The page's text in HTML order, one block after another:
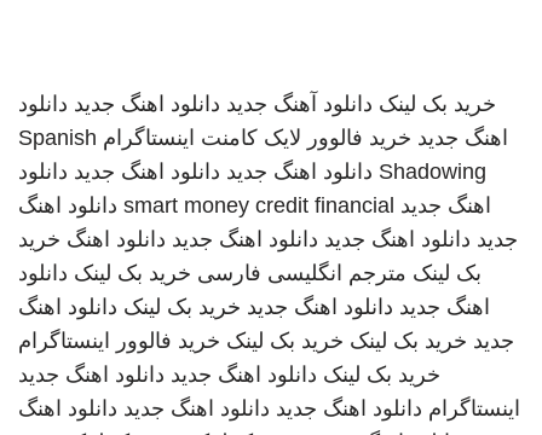
خرید بک لینک دانلود آهنگ جدید دانلود اهنگ جدید دانلود
اهنگ جدید خرید فالوور لایک کامنت اینستاگرام Spanish
Shadowing دانلود اهنگ جدید دانلود اهنگ جدید دانلود
اهنگ جدید smart money credit financial دانلود اهنگ
جدید دانلود اهنگ جدید دانلود اهنگ جدید دانلود اهنگ خرید
بک لینک مترجم انگلیسی فارسی خرید بک لینک دانلود
اهنگ جدید دانلود اهنگ جدید خرید بک لینک دانلود اهنگ
جدید خرید بک لینک خرید بک لینک خرید فالوور اینستاگرام
خرید بک لینک دانلود اهنگ جدید دانلود اهنگ جدید
اینستاگرام دانلود اهنگ جدید دانلود اهنگ جدید دانلود اهنگ